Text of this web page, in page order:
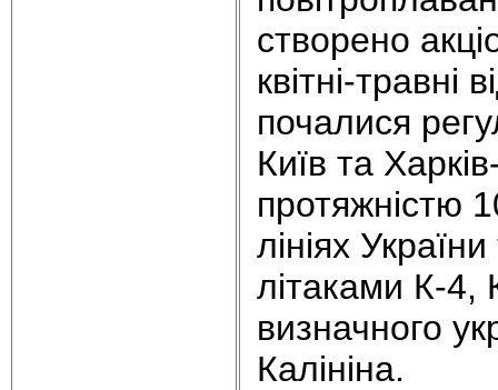
створено
квітні-травні
почалися
Київ та
протяжністю
лініях
літаками К-4,
визначного
Калініна.